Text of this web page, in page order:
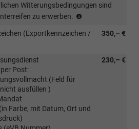
Witterungsbedingungen sind
zu erwerben.
bis
Haustür
winterlichen
350,– €
(Exportkennzeichen /
230,– €
Post:
(Feld für
ausfüllen )
Farbe, mit Datum, Ort und